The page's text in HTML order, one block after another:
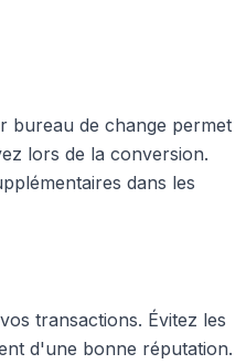
bureau de change permet
lors de la conversion.
dans les
transactions. Évitez les
d'une bonne réputation.